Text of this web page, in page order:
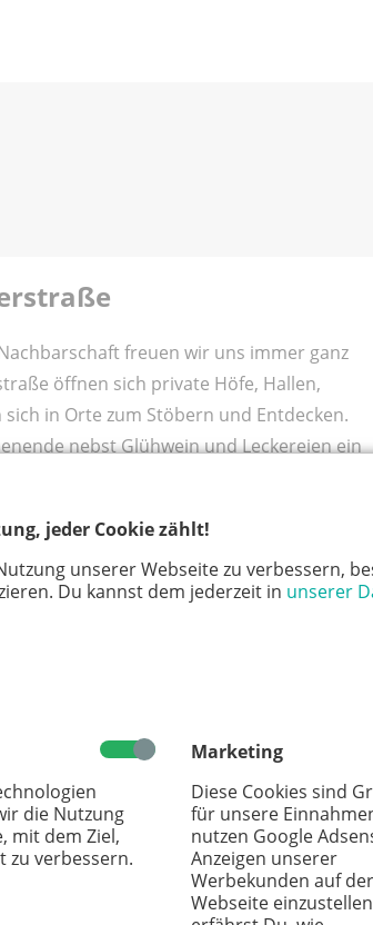
jeder Cookie zählt!
unserer Webseite zu verbessern,
Du kannst dem jederzeit in unserer
die Nutzung
mit dem Ziel,
zu verbessern.
Marketing
Diese Cookies sind
für unsere
nutzen Google
Anzeigen unserer
Werbekunden auf der
Webseite
freuen wir uns immer ganz
öffnen sich private Höfe, Hallen,
in Orte zum Stöbern und Entdecken.
nebst Glühwein und Leckereien ein
über die Geisselstraße flanieren und auf
Kölns" entdecken.